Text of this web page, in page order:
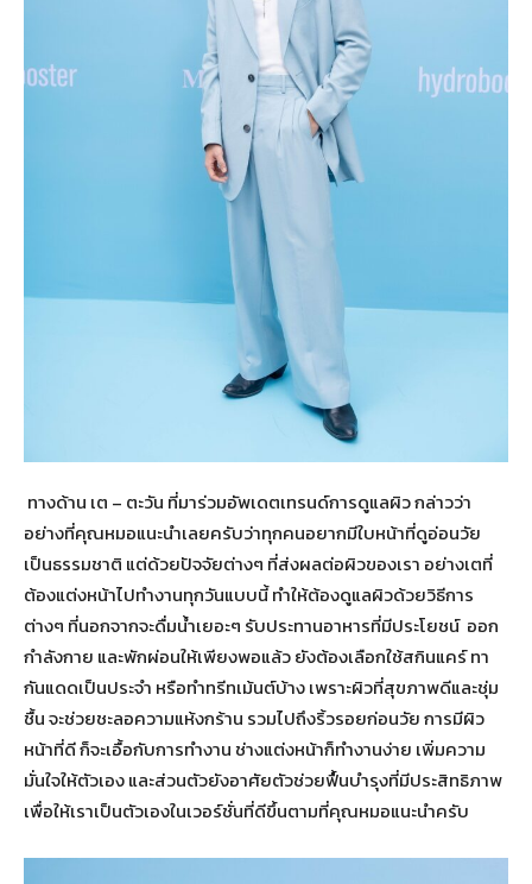
ทางด้าน เต – ตะวัน ที่มาร่วมอัพเดตเทรนด์การดูแลผิว กล่าวว่า
อย่างที่คุณหมอแนะนำเลยครับว่าทุกคนอยากมีใบหน้าที่ดูอ่อนวัย
เป็นธรรมชาติ แต่ด้วยปัจจัยต่างๆ ที่ส่งผลต่อผิวของเรา อย่างเตที่
ต้องแต่งหน้าไปทำงานทุกวันแบบนี้ ทำให้ต้องดูแลผิวด้วยวิธีการ
ต่างๆ ที่นอกจากจะดื่มน้ำเยอะๆ รับประทานอาหารที่มีประโยชน์ ออก
กำลังกาย และพักผ่อนให้เพียงพอแล้ว ยังต้องเลือกใช้สกินแคร์ ทา
กันแดดเป็นประจำ หรือทำทรีทเม้นต์บ้าง เพราะผิวที่สุขภาพดีและชุ่ม
ชื้น จะช่วยชะลอความแห้งกร้าน รวมไปถึงริ้วรอยก่อนวัย การมีผิว
หน้าที่ดี ก็จะเอื้อกับการทำงาน ช่างแต่งหน้าก็ทำงานง่าย เพิ่มความ
มั่นใจให้ตัวเอง และส่วนตัวยังอาศัยตัวช่วยฟื้นบำรุงที่มีประสิทธิภาพ
เพื่อให้เราเป็นตัวเองในเวอร์ชั่นที่ดีขึ้นตามที่คุณหมอแนะนำครับ